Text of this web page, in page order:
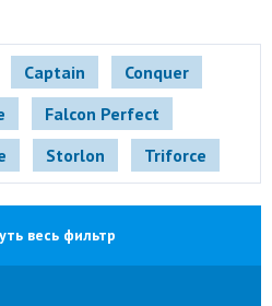
Captain
Conquer
Falcon Perfect
Storlon Triforce
весь фильтр